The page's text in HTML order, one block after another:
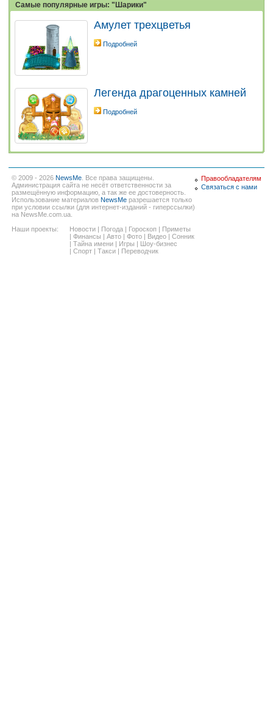
Самые популярные игры: "Шарики"
Амулет трехцветья
Подробней
Легенда драгоценных камней
Подробней
© 2009 - 2026 NewsMe. Все права защищены.
Администрация сайта не несёт ответственности за
размещённую информацию, а так же ее достоверность.
Использование материалов NewsMe разрешается только
при условии ссылки (для интернет-изданий - гиперссылки)
на NewsMe.com.ua.
Наши проекты:
Новости Погода Гороскоп
Приметы
Финансы Авто Фото Видео
Сонник
Тайна имени Игры
Шоу-бизнес
Спорт Такси Переводчик
Правообладателям
Связаться с нами